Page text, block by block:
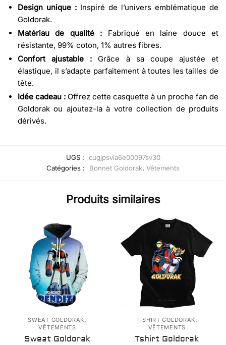
Design unique : Inspiré de l’univers emblématique de
Goldorak.
Matériau de qualité : Fabriqué en laine douce et
résistante, 99% coton, 1% autres fibres.
Confort ajustable : Grâce à sa coupe ajustée et
élastique, il s’adapte parfaitement à toutes les tailles de
tête.
Idée cadeau : Offrez cette casquette à un proche fan de
Goldorak ou ajoutez-la à votre collection de produits
dérivés.
UGS :
cugjpsvia6e00097sv30
Catégories :
Bonnet Goldorak, Vêtements
Produits similaires
SWEAT GOLDORAK,
VÊTEMENTS
Sweat Goldorak
T-SHIRT GOLDORAK,
VÊTEMENTS
Tshirt Goldorak